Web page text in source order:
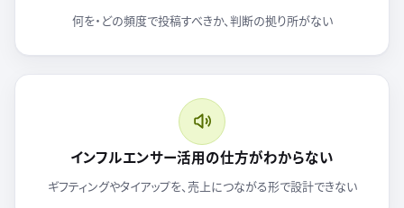
何を・どの頻度で投稿すべきか、判断の拠り所がない
インフルエンサー活用の仕方がわからない
ギフティングやタイアップを、売上につながる形で設計できない